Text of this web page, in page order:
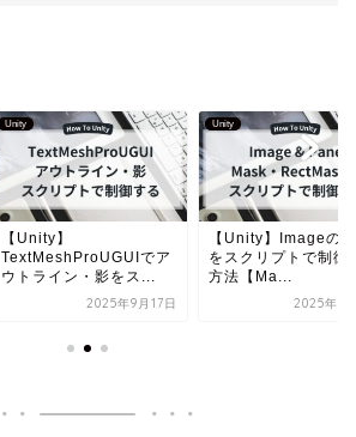
Unity
【Unity】
TextMeshProUGUIでア
ウトライン・影をス...
2025年9月17日
Unity
【Unity】Imageの
をスクリプトで制御
方法【Ma...
2025年9